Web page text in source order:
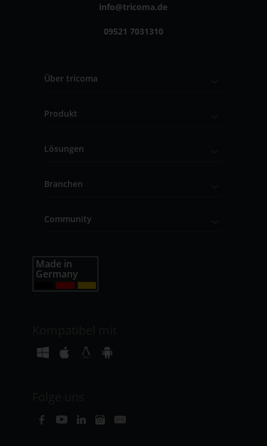
info@tricoma.de
09521 7031310
Über tricoma
Produkt
Lösungen
Branchen
Community